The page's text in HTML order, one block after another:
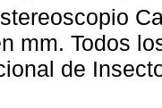
mm. Todos
de